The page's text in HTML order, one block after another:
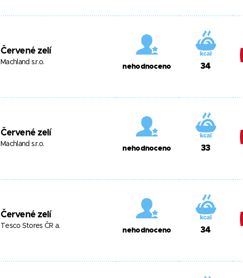
Červené zelí
Machland s.r.o.
nehodnoceno 34
Červené zelí
Machland s.r.o.
nehodnoceno 33
Červené zelí
Tesco Stores ČR a.
nehodnoceno 34